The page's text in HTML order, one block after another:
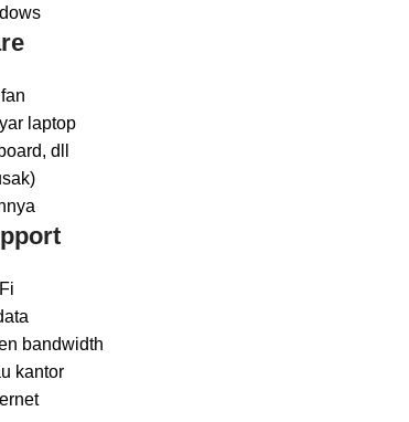
laptop
dll
bandwidth
kantor